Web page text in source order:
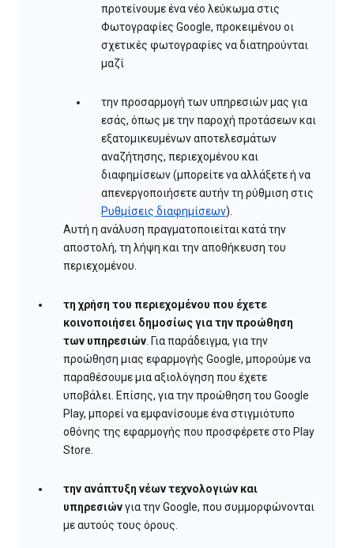
προτείνουμε ένα νέο λεύκωμα στις
Φωτογραφίες Google, προκειμένου οι
σχετικές φωτογραφίες να διατηρούνται
μαζί
την προσαρμογή των υπηρεσιών μας για
εσάς, όπως με την παροχή προτάσεων και
εξατομικευμένων αποτελεσμάτων
αναζήτησης, περιεχομένου και
διαφημίσεων (μπορείτε να αλλάξετε ή να
απενεργοποιήσετε αυτήν τη ρύθμιση στις
Ρυθμίσεις διαφημίσεων).
Αυτή η ανάλυση πραγματοποιείται κατά την
αποστολή, τη λήψη και την αποθήκευση του
περιεχομένου.
τη χρήση του περιεχομένου που έχετε
κοινοποιήσει δημοσίως για την προώθηση
των υπηρεσιών. Για παράδειγμα, για την
προώθηση μιας εφαρμογής Google, μπορούμε να
παραθέσουμε μια αξιολόγηση που έχετε
υποβάλει. Επίσης, για την προώθηση του Google
Play, μπορεί να εμφανίσουμε ένα στιγμιότυπο
οθόνης της εφαρμογής που προσφέρετε στο Play
Store.
την ανάπτυξη νέων τεχνολογιών και
υπηρεσιώνγια την Google, που συμμορφώνονται
με αυτούς τους όρους.